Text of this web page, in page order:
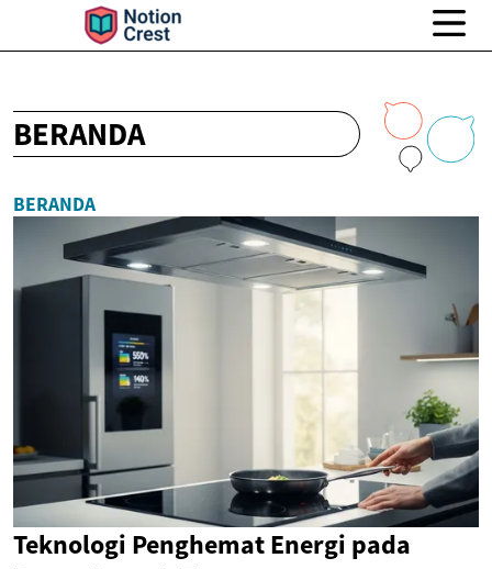
BERANDA
BERANDA
Teknologi Penghemat Energi pada